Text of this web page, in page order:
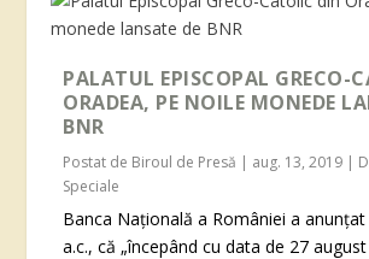
PALATUL EPISCOPAL GRECO-
ORADEA, PE NOILE MONEDE
BNR
Postat de Biroul de Presă | aug. 13, 2019 |
Speciale
Banca Națională a României a
a.c., că „începând cu data de 27 august